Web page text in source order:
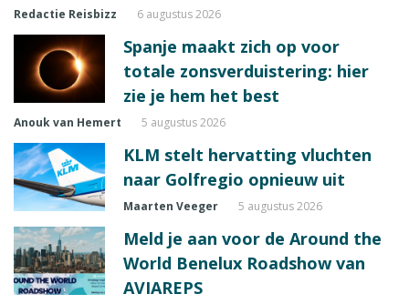
Redactie Reisbizz 6 augustus 2026
Spanje maakt zich op voor
totale zonsverduistering: hier
zie je hem het best
Anouk van Hemert 5 augustus 2026
KLM stelt hervatting vluchten
naar Golfregio opnieuw uit
Maarten Veeger 5 augustus 2026
Meld je aan voor de Around the
World Benelux Roadshow van
AVIAREPS